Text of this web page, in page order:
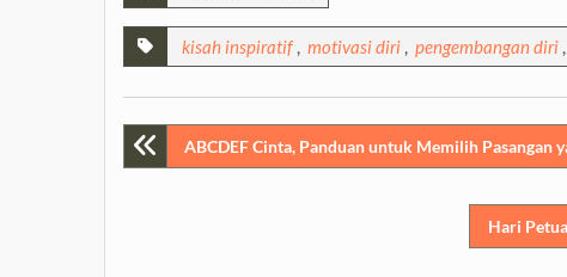
kisah inspiratif , motivasi diri , pengembangan diri ,
PostABCDEF Cinta, Panduan untuk Memilih Pasangan
Hari